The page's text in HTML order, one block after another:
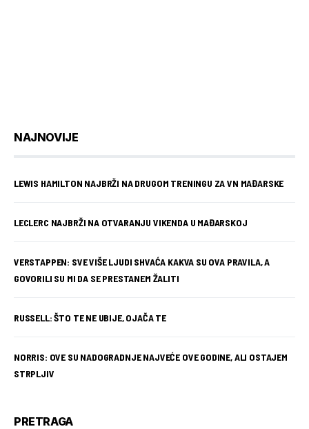
NAJNOVIJE
LEWIS HAMILTON NAJBRŽI NA DRUGOM TRENINGU ZA VN MAĐARSKE
LECLERC NAJBRŽI NA OTVARANJU VIKENDA U MAĐARSKOJ
VERSTAPPEN: SVE VIŠE LJUDI SHVAĆA KAKVA SU OVA PRAVILA, A
GOVORILI SU MI DA SE PRESTANEM ŽALITI
RUSSELL: ŠTO TE NE UBIJE, OJAČA TE
NORRIS: OVE SU NADOGRADNJE NAJVEĆE OVE GODINE, ALI OSTAJEM
STRPLJIV
PRETRAGA